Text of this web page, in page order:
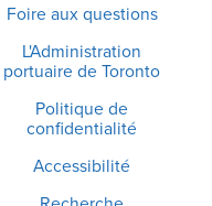
Foire aux questions
L'Administration
portuaire de Toronto
Politique de
confidentialité
Accessibilité